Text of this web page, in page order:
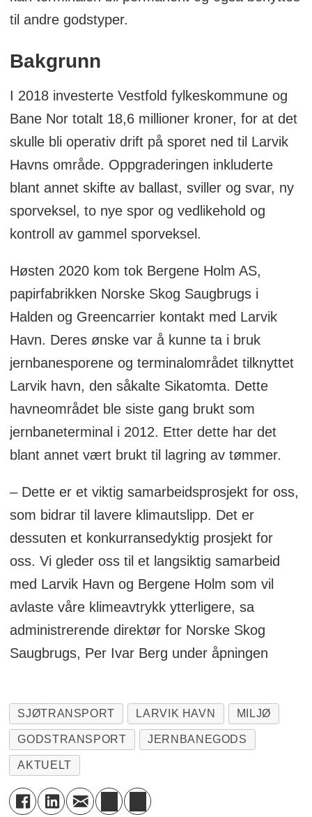
til andre godstyper.
Bakgrunn
I 2018 investerte Vestfold fylkeskommune og
Bane Nor totalt 18,6 millioner kroner, for at det
skulle bli operativ drift på sporet ned til Larvik
Havns område. Oppgraderingen inkluderte
blant annet skifte av ballast, sviller og svar, ny
sporveksel, to nye spor og vedlikehold og
kontroll av gammel sporveksel.
Høsten 2020 kom tok Bergene Holm AS,
papirfabrikken Norske Skog Saugbrugs i
Halden og Greencarrier kontakt med Larvik
Havn. Deres ønske var å kunne ta i bruk
jernbanesporene og terminalområdet tilknyttet
Larvik havn, den såkalte Sikatomta. Dette
havneområdet ble siste gang brukt som
jernbaneterminal i 2012. Etter dette har det
blant annet vært brukt til lagring av tømmer.
– Dette er et viktig samarbeidsprosjekt for oss,
som bidrar til lavere klimautslipp. Det er
dessuten et konkurransedyktig prosjekt for
oss. Vi gleder oss til et langsiktig samarbeid
med Larvik Havn og Bergene Holm som vil
avlaste våre klimeavtrykk ytterligere, sa
administrerende direktør for Norske Skog
Saugbrugs, Per Ivar Berg under åpningen
SJØTRANSPORT LARVIK HAVN MILJØ
GODSTRANSPORT JERNBANEGODS
AKTUELT